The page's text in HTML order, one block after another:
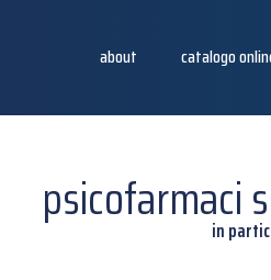
about catalogo
psicofarmaci
in